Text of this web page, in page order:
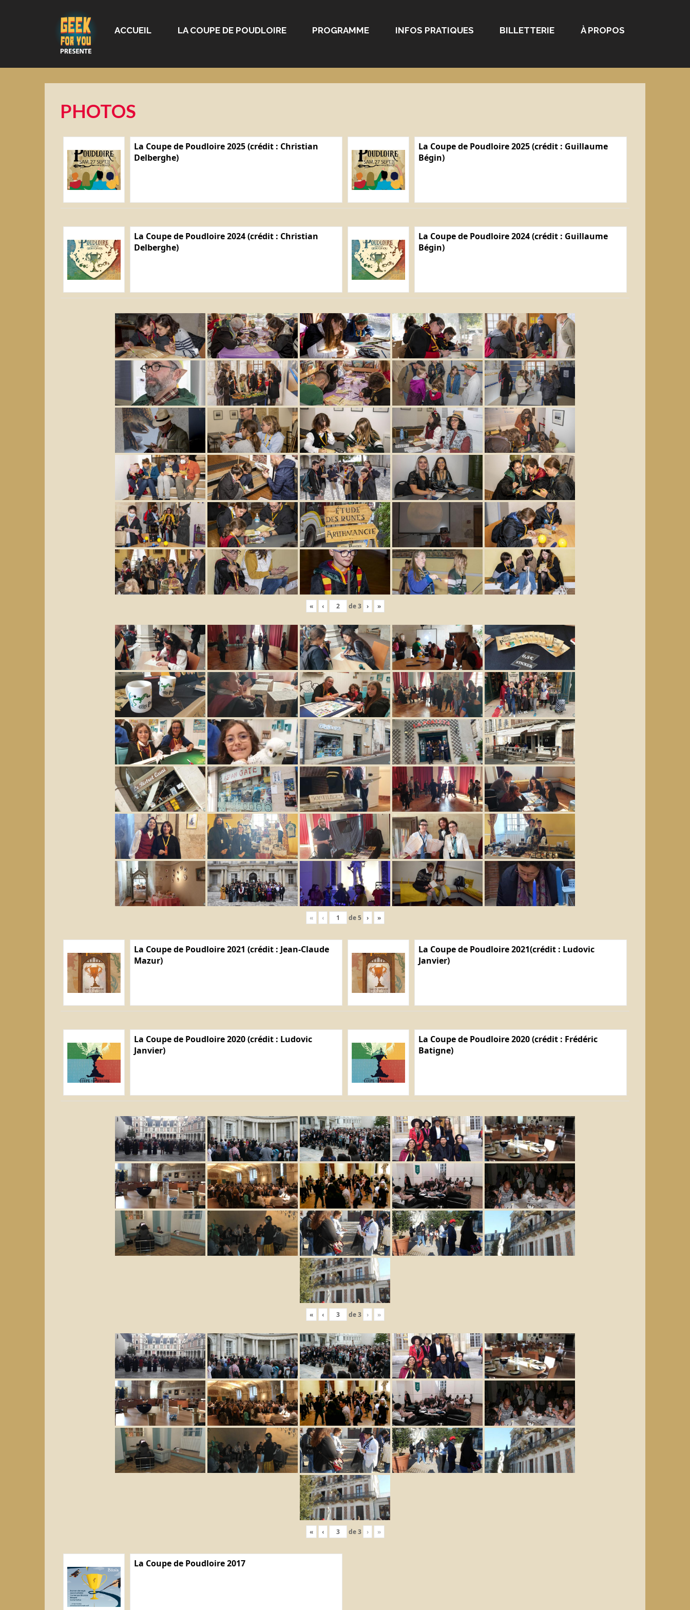
ACCUEIL LA COUPE DE POUDLOIRE PROGRAMME INFOS PRATIQUES BILLETTERIE À PROPOS
PHOTOS
La Coupe de Poudloire 2025 (crédit : Christian
Delberghe)
La Coupe de Poudloire 2025 (crédit : Guillaume
Bégin)
La Coupe de Poudloire 2024 (crédit : Christian
Delberghe)
La Coupe de Poudloire 2024 (crédit : Guillaume
Bégin)
« ‹ de3 › »
« ‹ de5 › »
La Coupe de Poudloire 2021 (crédit : Jean-Claude
Mazur)
La Coupe de Poudloire 2021(crédit : Ludovic
Janvier)
La Coupe de Poudloire 2020 (crédit : Ludovic
Janvier)
La Coupe de Poudloire 2020 (crédit : Frédéric
Batigne)
« ‹ de3 › »
« ‹ de3 › »
La Coupe de Poudloire 2017